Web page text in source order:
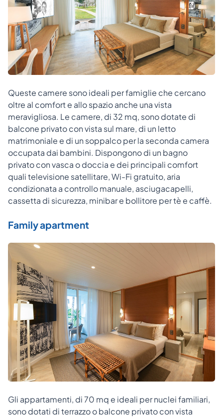
Queste camere sono ideali per famiglie che cercano
oltre al comfort e allo spazio anche una vista
meravigliosa. Le camere, di 32 mq, sono dotate di
balcone privato con vista sul mare, di un letto
matrimoniale e di un soppalco per la seconda camera
occupata dai bambini. Dispongono di un bagno
privato con vasca o doccia e dei principali comfort
quali televisione satellitare, Wi-Fi gratuito, aria
condizionata a controllo manuale, asciugacapelli,
cassetta di sicurezza, minibar e bollitore per tè e caffè.
Family apartment
Gli appartamenti, di 70 mq e ideali per nuclei familiari,
sono dotati di terrazzo o balcone privato con vista